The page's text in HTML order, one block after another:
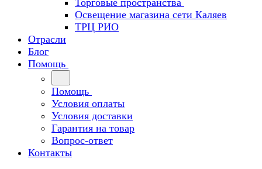
Торговые пространства
Освещение магазина сети Каляев
ТРЦ РИО
Отрасли
Блог
Помощь
Помощь
Условия оплаты
Условия доставки
Гарантия на товар
Вопрос-ответ
Контакты